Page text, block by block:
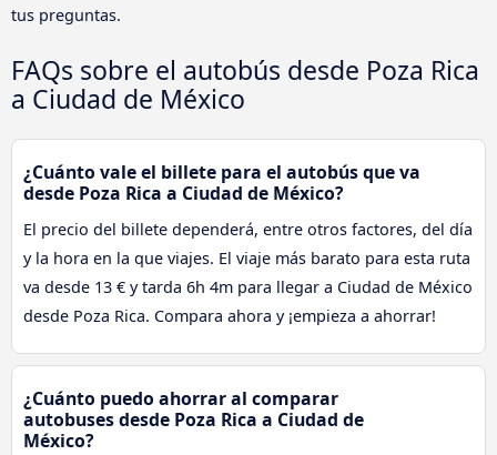
tus preguntas.
FAQs sobre el autobús desde Poza Rica
a Ciudad de México
¿Cuánto vale el billete para el autobús que va
desde Poza Rica a Ciudad de México?
El precio del billete dependerá, entre otros factores, del día
y la hora en la que viajes. El viaje más barato para esta ruta
va desde 13 € y tarda 6h 4m para llegar a Ciudad de México
desde Poza Rica. Compara ahora y ¡empieza a ahorrar!
¿Cuánto puedo ahorrar al comparar
autobuses desde Poza Rica a Ciudad de
México?